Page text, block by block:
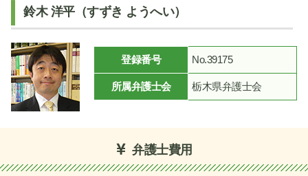
鈴木 洋平（すずき ようへい）
登録番号 No.39175
所属弁護士会 栃木県弁護士会
弁護士費用